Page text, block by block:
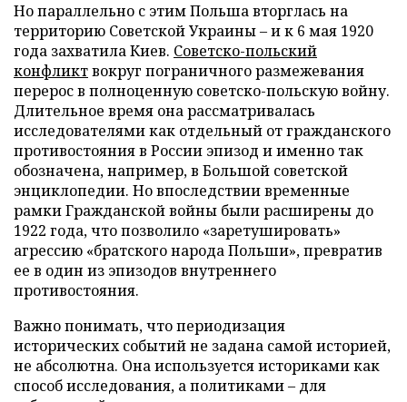
Но параллельно с этим Польша вторглась на
территорию Советской Украины – и к 6 мая 1920
года захватила Киев. Советско-польский
конфликтвокруг пограничного размежевания
перерос в полноценную советско-польскую войну.
Длительное время она рассматривалась
исследователями как отдельный от гражданского
противостояния в России эпизод и именно так
обозначена, например, в Большой советской
энциклопедии. Но впоследствии временные
рамки Гражданской войны были расширены до
1922 года, что позволило «заретушировать»
агрессию «братского народа Польши», превратив
ее в один из эпизодов внутреннего
противостояния.
Важно понимать, что периодизация
исторических событий не задана самой историей,
не абсолютна. Она используется историками как
способ исследования, а политиками – для